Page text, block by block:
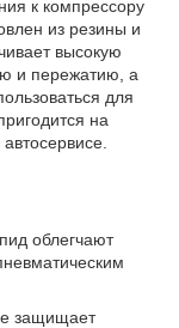
к компрессору
из резины и
высокую
и пережатию, а
для
на
облегчают
защищает